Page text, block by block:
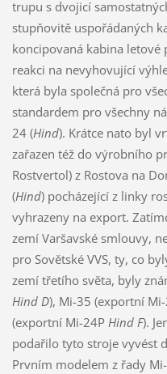
trupu s dvojicí
stupňovitě uspořádaných
koncipovaná kabina
reakci na nevyhovující
která byla společná pro
standardem pro všechny
24 (Hind). Krátce nato byl
zařazen též do výrobního
Rostvertol) z Rostova na
(Hind) pocházející z linky
vyhrazeny na export.
zemí Varšavské smlouvy,
pro Sovětské VVS, ty, co
zemí třetího světa, byly
Hind D), Mi-35 (exportní
(exportní Mi-24P Hind F).
podařilo tyto stroje vyvést
Prvním modelem z řady